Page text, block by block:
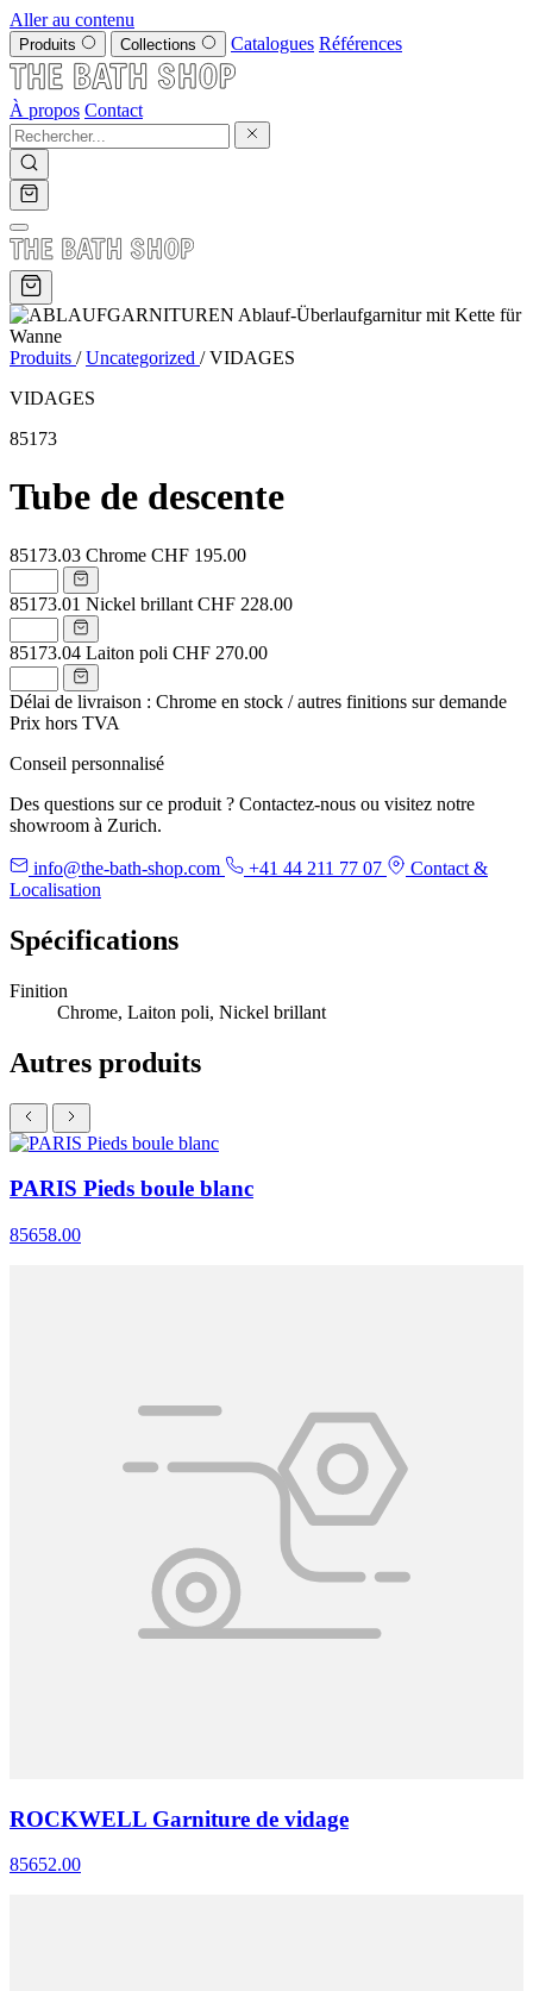
Aller au contenu
Produits Collections Catalogues Références
À propos Contact
Produits / Uncategorized / VIDAGES
VIDAGES
85173
Tube de descente
85173.03 Chrome CHF 195.00
85173.01 Nickel brillant CHF 228.00
85173.04 Laiton poli CHF 270.00
Délai de livraison : Chrome en stock / autres finitions sur demande
Prix hors TVA
Conseil personnalisé
Des questions sur ce produit ? Contactez-nous ou visitez notre
showroom à Zurich.
info@the-bath-shop.com +41 44 211 77 07
Contact &
Localisation
Spécifications
Finition
Chrome, Laiton poli, Nickel brillant
Autres produits
PARIS Pieds boule blanc
85658.00
ROCKWELL Garniture de vidage
85652.00